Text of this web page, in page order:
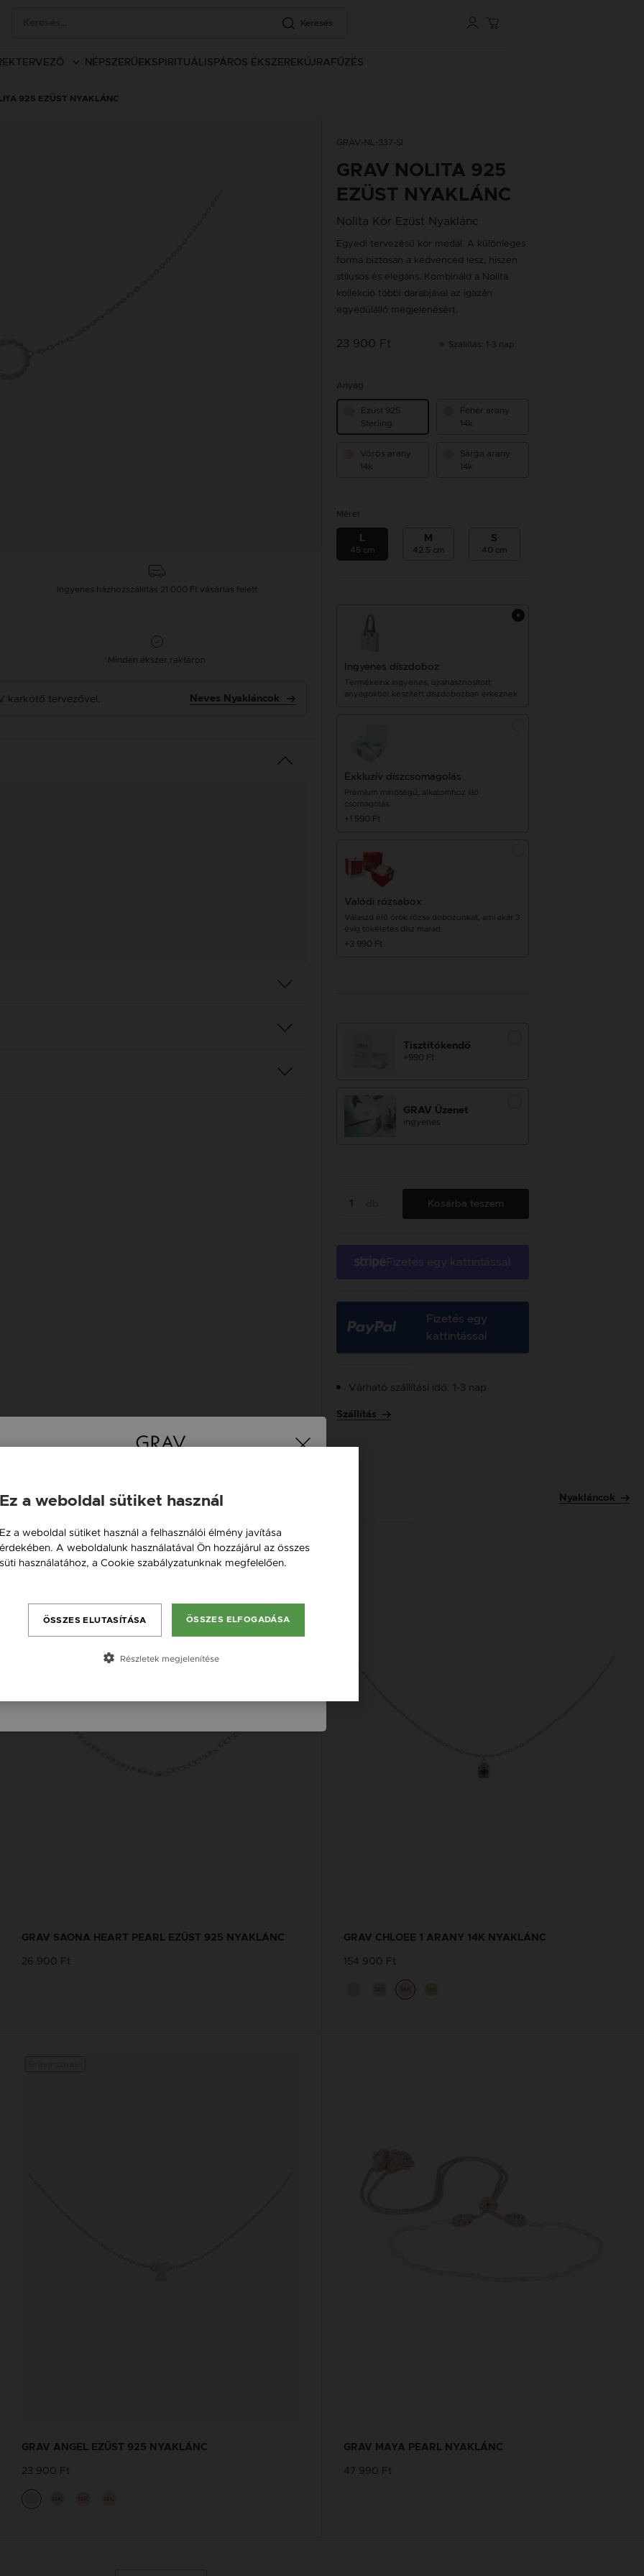
Keresés
TERVEZŐ NÉPSZERŰEK SPIRITUÁLIS PÁROS ÉKSZEREK ÚJRAFŰZÉS
925 EZÜST NYAKLÁNC
Ingyenes házhozszállítás 21 000 Ft vásárlás felett
Minden ékszer raktáron
karkötő tervezővel. Neves Nyakláncok
GRAV-NL-337-SI
GRAV NOLITA 925
EZÜST NYAKLÁNC
Nolita Kör Ezüst Nyaklánc
Egyedi tervezésű kör medál. A különleges
forma biztosan a kedvenced lesz, hiszen
stílusos és elegáns. Kombináld a Nolita
kollekció többi darabjával az igazán
egyedülálló megjelenésért.
23 900 Ft Szállítás: 1-3 nap
Anyag
Ezüst 925
Sterling
Fehér arany
14k
Vörös arany
14k
Sárga arany
14k
Méret
L
45 cm
M
42.5 cm
S
40 cm
Ingyenes díszdoboz
Termékeink ingyenes, újrahasznosított
anyagokból készített díszdobozban érkeznek
Exkluzív díszcsomagolás
Prémium minőségű, alkalomhoz illő
csomagolás.
+1 590 Ft
Valódi rózsabox
Válaszd élő örök rózsa dobozunkat, ami akár 3
évig tökéletes dísz marad.
+3 990 Ft
Tisztítókendő
+990 Ft
GRAV Üzenet
ingyenes
Kosárba teszem
Fizetés egy
kattintással
Várható szállítási idő: 1-3 nap
Szállítás
Nyakláncok
GRAV SAONA HEART PEARL EZÜST 925 NYAKLÁNC
26 900 Ft
GRAV CHLOEE 1 ARANY 14K NYAKLÁNC
154 900 Ft
GRAV ANGEL EZÜST 925 NYAKLÁNC
23 900 Ft
GRAV MAYA PEARL NYAKLÁNC
47 990 Ft
Österreich / AT
România / RO
Slovensko / SK
Ez a weboldal sütiket használ
Ez a weboldal sütiket használ a felhasználói élmény javítása
érdekében. A weboldalunk használatával Ön hozzájárul az összes
süti használatához, a Cookie szabályzatunknak megfelelően.
ÖSSZES ELFOGADÁSA
ÖSSZES ELUTASÍTÁSA
Részletek megjelenítése